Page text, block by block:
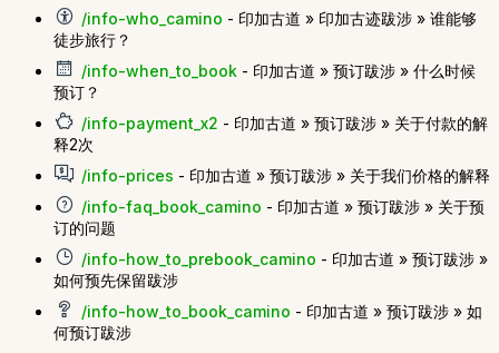
/info-who_camino - 印加古道 » 印加古迹跋涉 » 谁能够
徒步旅行？
/info-when_to_book - 印加古道 » 预订跋涉 » 什么时候
预订？
/info-payment_x2 - 印加古道 » 预订跋涉 » 关于付款的解
释2次
/info-prices - 印加古道 » 预订跋涉 » 关于我们价格的解释
/info-faq_book_camino - 印加古道 » 预订跋涉 » 关于预
订的问题
/info-how_to_prebook_camino - 印加古道 » 预订跋涉 »
如何预先保留跋涉
/info-how_to_book_camino - 印加古道 » 预订跋涉 » 如
何预订跋涉